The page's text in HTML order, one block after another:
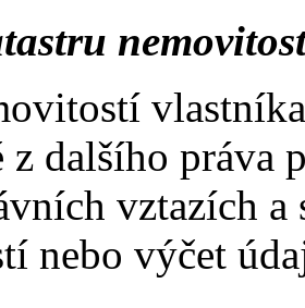
z dalšího
vztazích a
nebo výčet